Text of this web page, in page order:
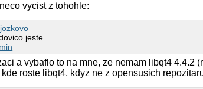
vycist z tohohle:
jozkovo
jeste...
a vybaflo to na mne, ze nemam libqt4 4.4.2
roste libqt4, kdyz ne z opensusich